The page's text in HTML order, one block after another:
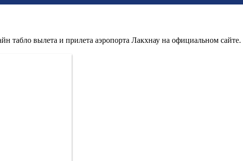
табло вылета и прилета аэропорта Лакхнау на официальном сайте.